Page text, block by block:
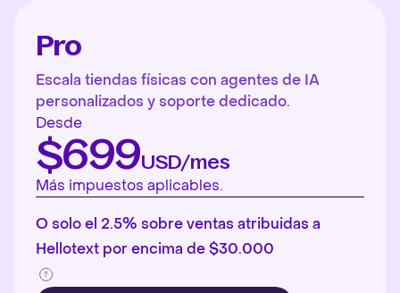
Pro
Escala tiendas físicas con agentes de IA
personalizados y soporte dedicado.
Desde
$699USD/mes
Más impuestos aplicables.
O solo el 2.5% sobre ventas atribuidas a
Hellotext por encima de $30.000